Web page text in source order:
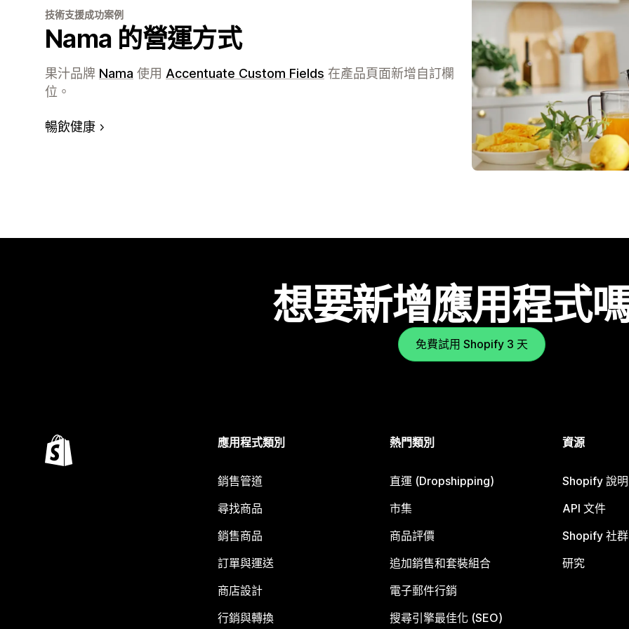
技術支援成功案例
Nama 的營運方式
果汁品牌 Nama 使用 Accentuate Custom Fields 在產品頁面新增自訂欄
位。
暢飲健康
想要新增應用程式
免費試用 Shopify 3 天
應用程式類別
銷售管道
尋找商品
銷售商品
訂單與運送
商店設計
行銷與轉換
熱門類別
直運 (Dropshipping)
市集
商品評價
追加銷售和套裝組合
電子郵件行銷
搜尋引擎最佳化 (SEO)
資源
Shopify 說
API 文件
Shopify 社群
研究